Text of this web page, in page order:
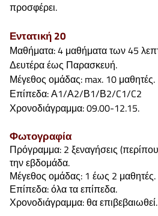
προσφέρει.
Εντατική 20
Μαθήματα: 4 μαθήματα των 45
Δευτέρα έως Παρασκευή.
Μέγεθος ομάδας: max. 10 μαθητές.
Επίπεδα: Α1/Α2/Β1/Β2/C1/C2
Χρονοδιάγραμμα: 09.00-12.15.
Φωτογραφία
Πρόγραμμα: 2 ξεναγήσεις
την εβδομάδα.
Μέγεθος ομάδας: 1 έως 2 μαθητές.
Επίπεδα: όλα τα επίπεδα.
Χρονοδιάγραμμα: θα επιβεβαιωθεί.